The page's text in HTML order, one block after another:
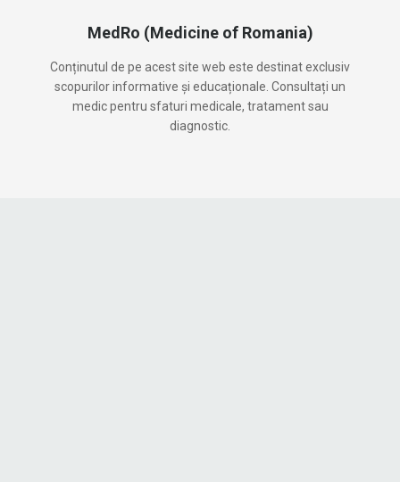
MedRo (Medicine of Romania)
Conținutul de pe acest site web este destinat exclusiv
scopurilor informative și educaționale. Consultați un
medic pentru sfaturi medicale, tratament sau
diagnostic.